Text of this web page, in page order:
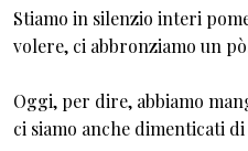
Stiamo in silenzio interi
volere, ci abbronziamo un
Oggi, per dire, abbiamo
ci siamo anche dimenticati